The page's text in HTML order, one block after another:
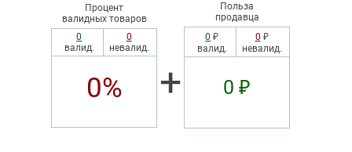
Процент
валидных товаров
0
валид.
0
невалид.
0% +
Польза
продавца
0 ₽
валид.
0 ₽
невалид.
0 ₽